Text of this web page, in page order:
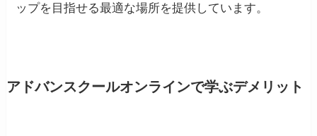
ップを目指せる最適な場所を提供しています。
アドバンスクールオンラインで学ぶデメリット